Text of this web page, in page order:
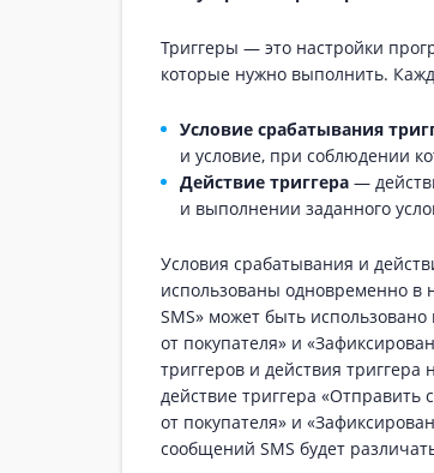
Триггеры — это настройки
которые нужно выполнить.
Условие срабатывания
и условие, при соблюдении
Действие триггера —
и выполнении заданного
Условия срабатывания и
использованы одновременно в
SMS» может быть
от покупателя» и
триггеров и действия
действие триггера «Отправить
от покупателя» и
сообщений SMS будет